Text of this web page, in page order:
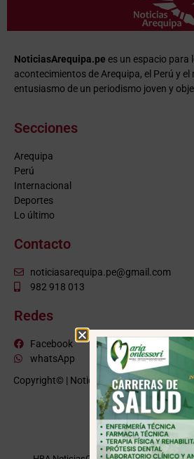
NoticiasArequipa.pe es un espacio para
acontecimientos de Arequipa, el Perú y el
entusiasmo de un periodismo joven y
Secciones
Arequipa
Perú
Internacional
Deportes
Lo último
Contacto
noticiasarequipa.pe@gmail.com
982 918 013
Redes
Facebook
whatsApp
Copyright© | NoticiasArequipa.pe |
derechos
VISITE TAMBIÉN